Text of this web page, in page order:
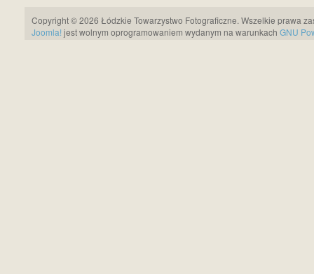
Copyright © 2026 Łódzkie Towarzystwo Fotograficzne. Wszelkie prawa
Joomla! jest wolnym oprogramowaniem wydanym na warunkach GNU